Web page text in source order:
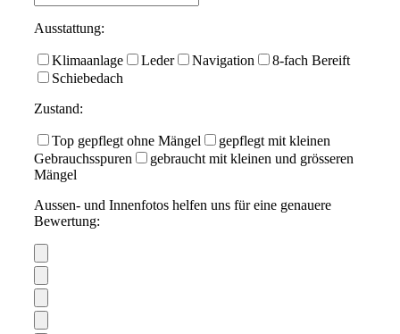
Ausstattung:
Klimaanlage Leder Navigation
8-fach Bereift
Schiebedach
Zustand:
Top gepflegt ohne Mängel
gepflegt mit kleinen
Gebrauchsspuren
gebraucht mit kleinen und grösseren
Mängel
Aussen- und Innenfotos helfen uns für eine genauere
Bewertung: